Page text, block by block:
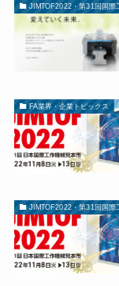
JIMTOF2022・第31回国際
FA業界・企業トピックス
JIMTOF2022・第31回国際